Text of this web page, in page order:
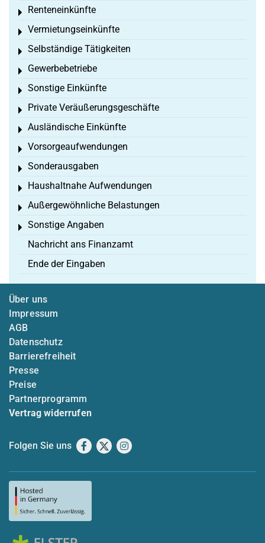
Renteneinkünfte
Toggle menu
Vermietungseinkünfte
Toggle menu
Selbständige Tätigkeiten
Toggle menu
Gewerbebetriebe
Toggle menu
Sonstige Einkünfte
Toggle menu
Private Veräußerungsgeschäfte
Toggle menu
Ausländische Einkünfte
Toggle menu
Vorsorgeaufwendungen
Toggle menu
Sonderausgaben
Toggle menu
Haushaltnahe Aufwendungen
Toggle menu
Außergewöhnliche Belastungen
Toggle menu
Sonstige Angaben
Toggle menu
Nachricht ans Finanzamt
Ende der Eingaben
Über uns
Impressum
AGB
Datenschutz
Barrierefreiheit
Presse
Preise
Partnerprogramm
Vertrag widerrufen
Folgen Sie uns Facebook
X Instagram